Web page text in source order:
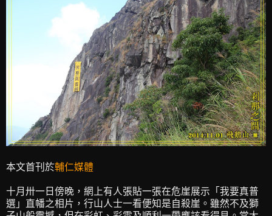
本文首刊於輔仁媒體
十月卅一日傍晚，網上有人張貼一張在危崖展示「我要真普
選」直幡之相片，行山人士一看便知是自殺崖。雖然不及獅